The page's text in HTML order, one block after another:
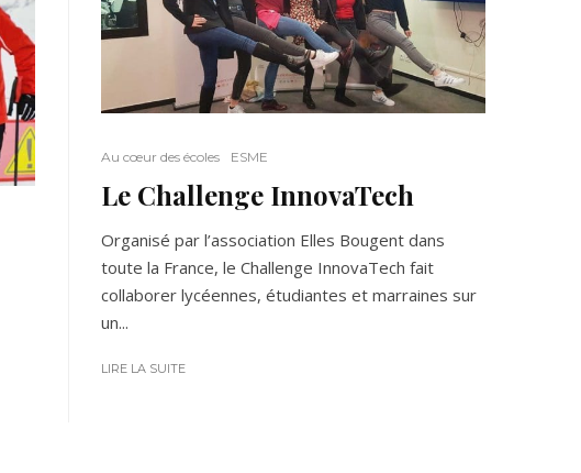
Au cœur des écoles ESME
Le Challenge InnovaTech
Organisé par l’association Elles Bougent dans
toute la France, le Challenge InnovaTech fait
collaborer lycéennes, étudiantes et marraines sur
un...
LIRE LA SUITE